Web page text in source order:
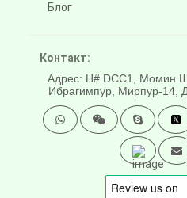
Блог
Контакт:
Адрес: H# DCC1, Момин
Ибрагимпур, Мирпур-14,